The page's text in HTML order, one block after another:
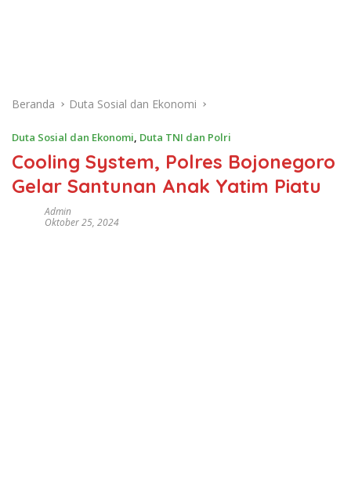
Beranda Duta Sosial dan Ekonomi
Duta Sosial dan Ekonomi, Duta TNI dan Polri
Cooling System, Polres Bojonegoro
Gelar Santunan Anak Yatim Piatu
Admin
Oktober 25, 2024